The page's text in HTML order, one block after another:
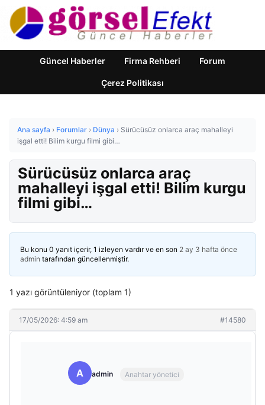
Güncel Haberler Firma Rehberi Forum
Çerez Politikası
Ana sayfa › Forumlar › Dünya › Sürücüsüz onlarca araç mahalleyi
işgal etti! Bilim kurgu filmi gibi…
Sürücüsüz onlarca araç
mahalleyi işgal etti! Bilim kurgu
filmi gibi…
Bu konu 0 yanıt içerir, 1 izleyen vardır ve en son 2 ay 3 hafta önce
admin tarafından güncellenmiştir.
1 yazı görüntüleniyor (toplam 1)
17/05/2026: 4:59 am #14580
A admin Anahtar yönetici